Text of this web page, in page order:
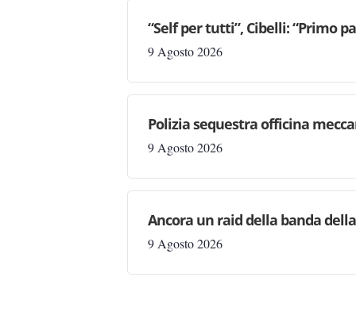
“Self per tutti”, Cibelli: “Primo
9 Agosto 2026
Polizia sequestra officina
9 Agosto 2026
Ancora un raid della banda
9 Agosto 2026